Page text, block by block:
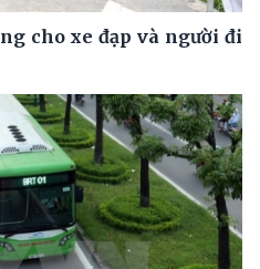
cho xe đạp và người đi